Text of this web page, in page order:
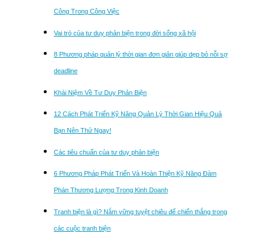
Công Trong Công Việc
Vai trò của tư duy phản biện trong đời sống xã hội
8 Phương pháp quản lý thời gian đơn giản giúp dẹp bỏ nỗi sợ
deadline
Khái Niệm Về Tư Duy Phản Biện
12 Cách Phát Triển Kỹ Năng Quản Lý Thời Gian Hiệu Quả
Bạn Nên Thử Ngay!
Các tiêu chuẩn của tư duy phản biện
6 Phương Pháp Phát Triển Và Hoàn Thiện Kỹ Năng Đàm
Phán Thương Lượng Trong Kinh Doanh
Tranh biện là gì? Nắm vững tuyệt chiêu để chiến thắng trong
các cuộc tranh biện